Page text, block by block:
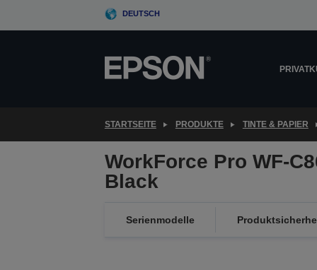
DEUTSCH
STARTSEITE PRODUKTE TINTE & PAPIER
WorkForce Pro WF-
Black
Serienmodelle